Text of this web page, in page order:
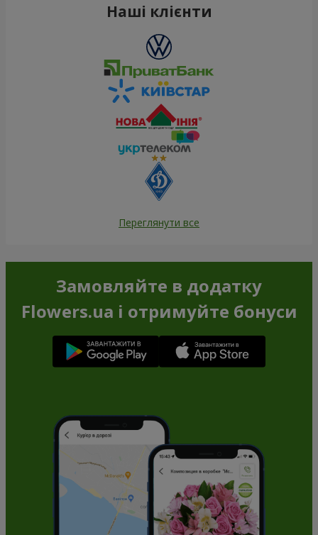
Наші клієнти
Переглянути все
Замовляйте в додатку
Flowers.ua і отримуйте бонуси